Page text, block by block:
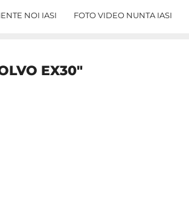
NOI IASI FOTO VIDEO NUNTA IASI
EX30"